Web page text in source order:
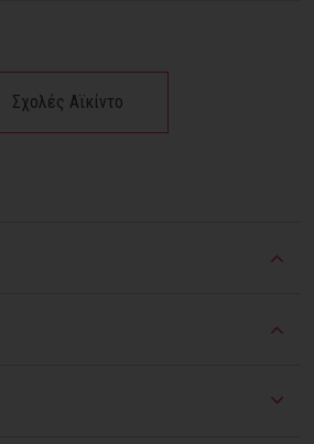
Σχολές Αϊκίντο